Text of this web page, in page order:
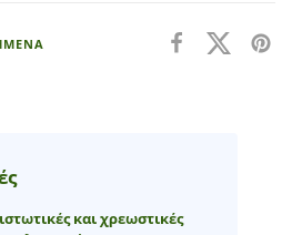
και χρεωστικές